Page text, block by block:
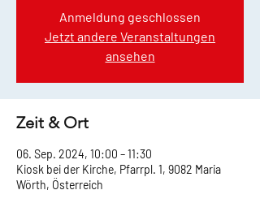
Anmeldung geschlossen
Jetzt andere Veranstaltungen
ansehen
Zeit & Ort
06. Sep. 2024, 10:00 – 11:30
Kiosk bei der Kirche, Pfarrpl. 1, 9082 Maria
Wörth, Österreich